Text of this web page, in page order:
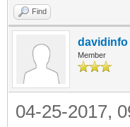
Find
davidinfo
Member
04-25-2017,